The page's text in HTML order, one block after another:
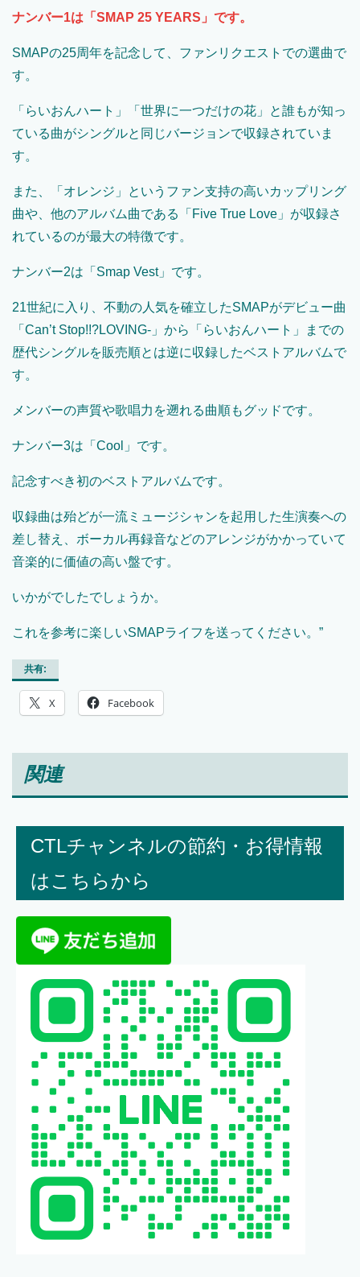
ナンバー1は「SMAP 25 YEARS」です。
SMAPの25周年を記念して、ファンリクエストでの選曲で
す。
「らいおんハート」「世界に一つだけの花」と誰もが知っ
ている曲がシングルと同じバージョンで収録されていま
す。
また、「オレンジ」というファン支持の高いカップリング
曲や、他のアルバム曲である「Five True Love」が収録さ
れているのが最大の特徴です。
ナンバー2は「Smap Vest」です。
21世紀に入り、不動の人気を確立したSMAPがデビュー曲
「Can’t Stop!!?LOVING-」から「らいおんハート」までの
歴代シングルを販売順とは逆に収録したベストアルバムで
す。
メンバーの声質や歌唱力を遡れる曲順もグッドです。
ナンバー3は「Cool」です。
記念すべき初のベストアルバムです。
収録曲は殆どが一流ミュージシャンを起用した生演奏への
差し替え、ボーカル再録音などのアレンジがかかっていて
音楽的に価値の高い盤です。
いかがでしたでしょうか。
これを参考に楽しいSMAPライフを送ってください。”
共有:
X Facebook
関連
CTLチャンネルの節約・お得情報
はこちらから